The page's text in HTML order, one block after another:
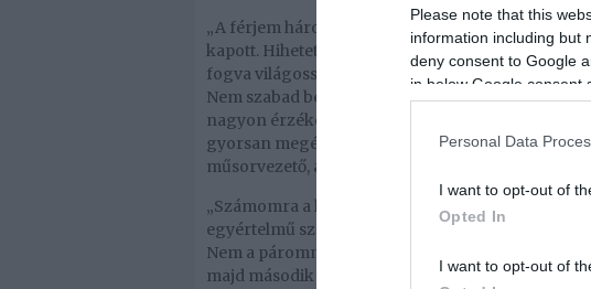
Please note that this
information including but
deny consent to Google
in below Google consent
Personal Data
I want to opt-out of
Opted In
I want to opt-out of
„A férjem három éve csatlakozott hozzánk, és
kapott. Hihetetlen intelligencia kellett ahhoz,
fogva világossá tettem számára: csak ezt a
Nem szabad beleavatkoznia, nem szabad
nagyon érzékenyen reagálok, és az a
gyorsan megértette, elfogadta, és alkalmazkodott
műsorvezető, aki számára fontos a házasság egy
„Számomra a házasság egészen más minőséget
egyértelmű számomra, hogy ha valakit nagyon
Nem a páromnak, nem az élettársamnak,
majd második férjéről is mesélt, akivel 2022-ben